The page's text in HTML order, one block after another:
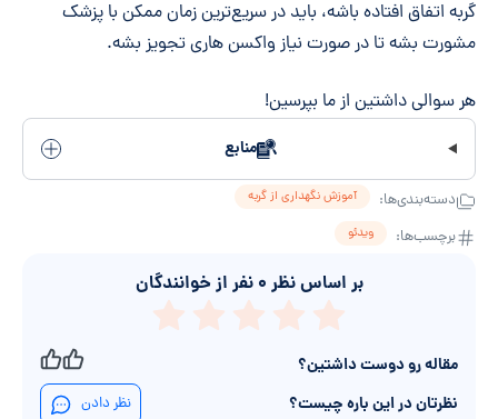
گربه اتفاق افتاده باشه، باید در سریع‌ترین زمان ممکن با پزشک
مشورت بشه تا در صورت نیاز واکسن هاری تجویز بشه.
هر سوالی داشتین از ما بپرسین!
منابع
دسته‌بندی‌ها: آموزش نگهداری از گربه
برچسب‌ها: ویدئو
بر اساس نظر ۰ نفر از خوانندگان
مقاله رو دوست داشتین؟
نظرتان در این باره چیست؟
نظر دادن